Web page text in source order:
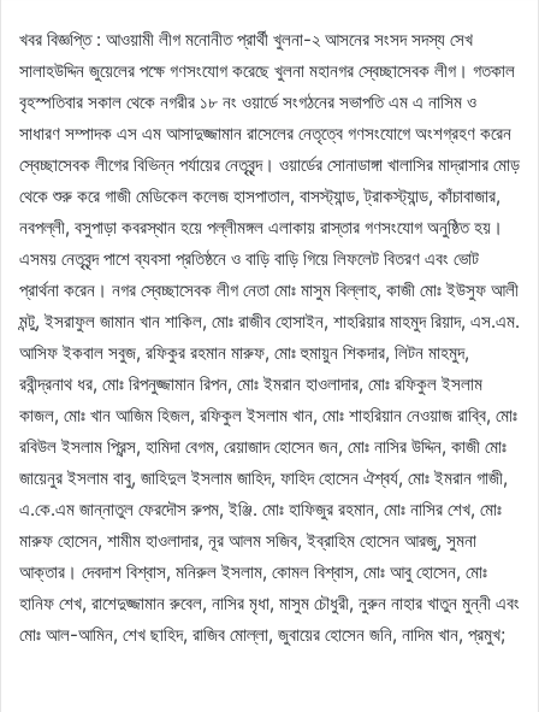
খবর বিজ্ঞপ্তি : আওয়ামী লীগ মনোনীত প্রার্থী খুলনা-২ আসনের সংসদ সদস্য সেখ
সালাহউদ্দিন জুয়েলের পক্ষে গণসংযোগ করেছে খুলনা মহানগর স্বেচ্ছাসেবক লীগ। গতকাল
বৃহস্পতিবার সকাল থেকে নগরীর ১৮ নং ওয়ার্ডে সংগঠনের সভাপতি এম এ নাসিম ও
সাধারণ সম্পাদক এস এম আসাদুজ্জামান রাসেলের নেতৃত্বে গণসংযোগে অংশগ্রহণ করেন
স্বেচ্ছাসেবক লীগের বিভিন্ন পর্যায়ের নেতৃবৃন্দ। ওয়ার্ডের সোনাডাঙ্গা খালাসির মাদ্রাসার মোড়
থেকে শুরু করে গাজী মেডিকেল কলেজ হাসপাতাল, বাসস্ট্যান্ড, ট্রাকস্ট্যান্ড, কাঁচাবাজার,
নবপল্লী, বসুপাড়া কবরস্থান হয়ে পল্লীমঙ্গল এলাকায় রাস্তার গণসংযোগ অনুষ্ঠিত হয়।
এসময় নেতৃবৃন্দ পাশে ব্যবসা প্রতিষ্ঠনে ও বাড়ি বাড়ি গিয়ে লিফলেট বিতরণ এবং ভোট
প্রার্থনা করেন। নগর স্বেচ্ছাসেবক লীগ নেতা মোঃ মাসুম বিল্লাহ, কাজী মোঃ ইউসুফ আলী
মন্টু, ইসরাফুল জামান খান শাকিল, মোঃ রাজীব হোসাইন, শাহরিয়ার মাহমুদ রিয়াদ, এস.এম.
আসিফ ইকবাল সবুজ, রফিকুর রহমান মারুফ, মোঃ হুমায়ুন শিকদার, লিটন মাহমুদ,
রবীন্দ্রনাথ ধর, মোঃ রিপনুজ্জামান রিপন, মোঃ ইমরান হাওলাদার, মোঃ রফিকুল ইসলাম
কাজল, মোঃ খান আজিম হিজল, রফিকুল ইসলাম খান, মোঃ শাহরিয়ান নেওয়াজ রাব্বি, মোঃ
রবিউল ইসলাম প্রিন্স, হামিদা বেগম, রেয়াজাদ হোসেন জন, মোঃ নাসির উদ্দিন, কাজী মোঃ
জায়েনুর ইসলাম বাবু, জাহিদুল ইসলাম জাহিদ, ফাহিদ হোসেন ঐশ্বর্য, মোঃ ইমরান গাজী,
এ.কে.এম জান্নাতুল ফেরদৌস রুপম, ইঞ্জি. মোঃ হাফিজুর রহমান, মোঃ নাসির শেখ, মোঃ
মারুফ হোসেন, শামীম হাওলাদার, নূর আলম সজিব, ইব্রাহিম হোসেন আরজু, সুমনা
আক্তার। দেবদাশ বিশ্বাস, মনিরুল ইসলাম, কোমল বিশ্বাস, মোঃ আবু হোসেন, মোঃ
হানিফ শেখ, রাশেদুজ্জামান রুবেল, নাসির মৃধা, মাসুম চৌধুরী, নুরুন নাহার খাতুন মুন্নী এবং
মোঃ আল-আমিন, শেখ ছাহিদ, রাজিব মোল্লা, জুবায়ের হোসেন জনি, নাদিম খান, প্রমুখ;